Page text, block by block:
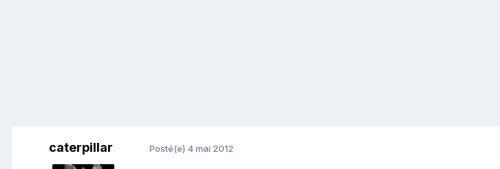
caterpillar Posté(e) 4 mai 2012